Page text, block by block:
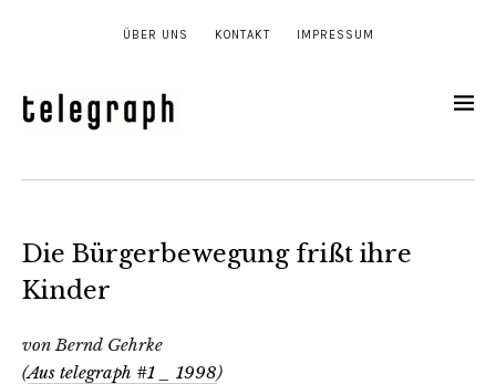
ÜBER UNS KONTAKT IMPRESSUM
Die Bürgerbewegung frißt ihre
Kinder
von Bernd Gehrke
(Aus telegraph #1 _ 1998)